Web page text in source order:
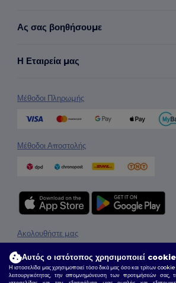
Ας σας βοηθήσουμε
Η Εταιρεία μας
Μέθοδοι Πληρωμής
Μέθοδοι Αποστολής
2026. Όλα τα Δικαιώματα Διατηρούνται
Ακολουθήστε μας
Αυτός ο ιστότοπος χρησιμοποιεί
Η ιστοσελίδα μας χρησιμοποιεί τόσο δικά μας όσο και τρίτων
λειτουργικότητας, την απομνημόνευση των προτιμήσεών